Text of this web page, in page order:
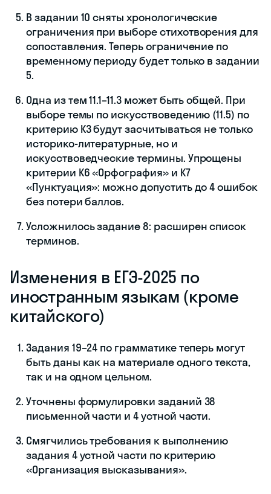
В задании 10 сняты хронологические
ограничения при выборе стихотворения для
сопоставления. Теперь ограничение по
временному периоду будет только в задании
5.
Одна из тем 11.1–11.3 может быть общей. При
выборе темы по искусствоведению (11.5) по
критерию К3 будут засчитываться не только
историко-литературные, но и
искусствоведческие термины. Упрощены
критерии К6 «Орфография» и К7
«Пунктуация»: можно допустить до 4 ошибок
без потери баллов.
Усложнилось задание 8: расширен список
терминов.
Изменения в ЕГЭ-2025 по
иностранным языкам (кроме
китайского)
Задания 19–24 по грамматике теперь могут
быть даны как на материале одного текста,
так и на одном цельном.
Уточнены формулировки заданий 38
письменной части и 4 устной части.
Смягчились требования к выполнению
задания 4 устной части по критерию
«Организация высказывания».